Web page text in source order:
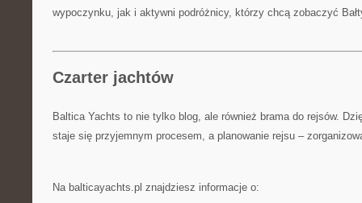
wypoczynku, jak i aktywni podróżnicy, którzy chcą zobaczyć
Czarter jachtów
Baltica Yachts to nie tylko blog, ale również brama do rejsów.
staje się przyjemnym procesem, a planowanie rejsu –
Na balticayachts.pl znajdziesz informacje o: